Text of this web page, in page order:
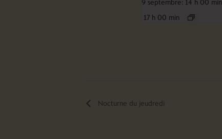
17 h 00 min
Nocturne du jeudredi